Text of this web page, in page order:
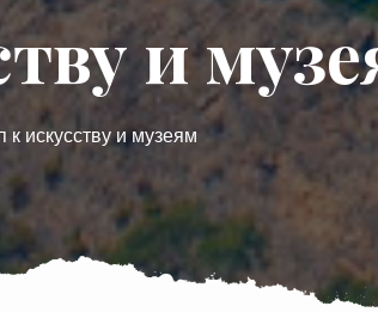
и
к искусству и музеям